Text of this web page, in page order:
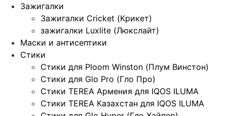
Зажигалки
Зажигалки Cricket (Крикет)
зажигалки Luxlite (Люкслайт)
Маски и антисептики
Стики
Стики для Ploom Winston (Плум Винстон)
Стики для Glo Pro (Гло Про)
Стики TEREA Армения для IQOS ILUMA
Стики TEREA Казахстан для IQOS ILUMA